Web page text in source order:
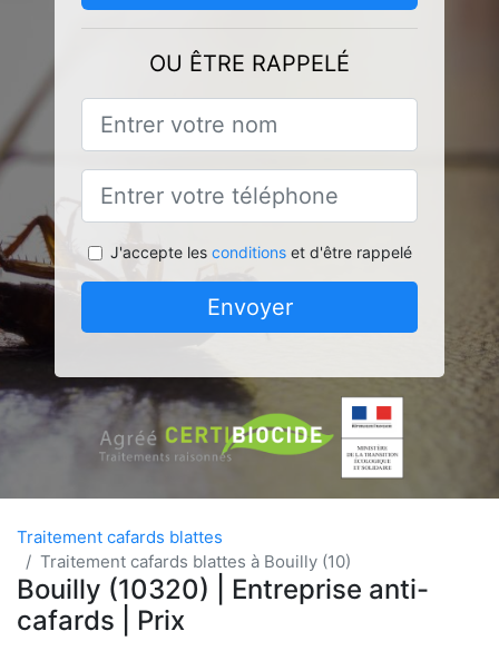
OU ÊTRE RAPPELÉ
J'accepte les conditionset d'être rappelé
Envoyer
Traitement cafards blattes
Traitement cafards blattes à Bouilly (10)
Bouilly (10320) | Entreprise anti-
cafards | Prix